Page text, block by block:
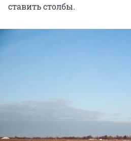
ставить столбы.